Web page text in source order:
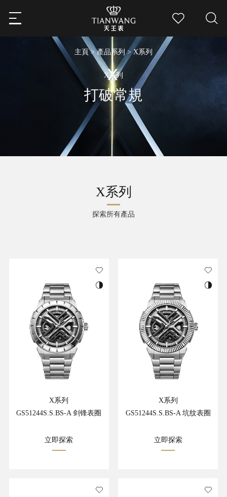
主頁>產品系列> X系列
X系列
打破常規
X系列
探索所有產品
X系列
GS51244S.S.BS-A 剑锋表圈
立即探索
X系列
GS51244S.S.BS-A 坑纹表圈
立即探索